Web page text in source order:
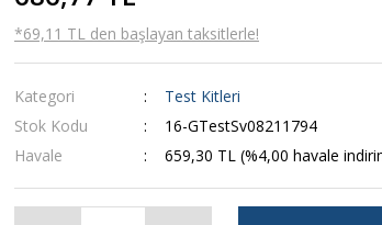
*69,11 TL den başlayan taksitlerle!
Kategori
Test Kitleri
Stok Kodu
16-GTestSv08211794
Havale
659,30 TL (%4,00 havale